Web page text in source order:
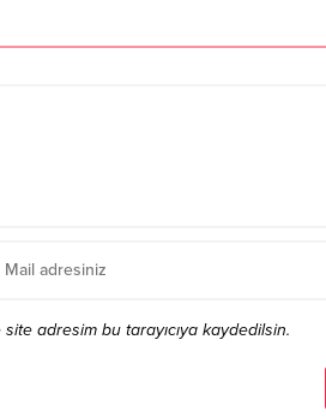
adresim bu tarayıcıya kaydedilsin.